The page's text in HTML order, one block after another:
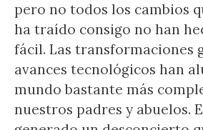
pero no todos los cambios
ha traído consigo no han
fácil. Las transformaciones
avances tecnológicos han
mundo bastante más
nuestros padres y abuelos.